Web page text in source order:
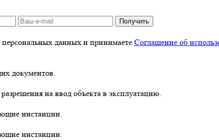
Получить
персональных данных и принимаете Соглашение об
документов.
на ввод объекта в эксплуатацию.
инстанции.
инстанции.